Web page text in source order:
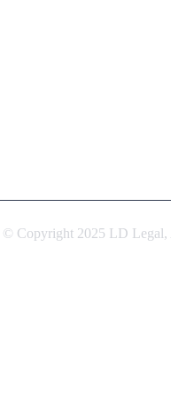
© Copyright 2025 LD Legal,